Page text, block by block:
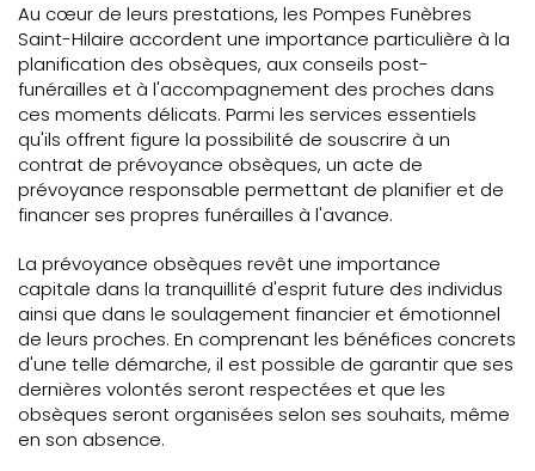
Au cœur de leurs prestations, les Pompes Funèbres
Saint-Hilaire accordent une importance particulière à la
planification des obsèques, aux conseils post-
funérailles et à l'accompagnement des proches dans
ces moments délicats. Parmi les services essentiels
qu'ils offrent figure la possibilité de souscrire à un
contrat de prévoyance obsèques, un acte de
prévoyance responsable permettant de planifier et de
financer ses propres funérailles à l'avance.
La prévoyance obsèques revêt une importance
capitale dans la tranquillité d'esprit future des individus
ainsi que dans le soulagement financier et émotionnel
de leurs proches. En comprenant les bénéfices concrets
d'une telle démarche, il est possible de garantir que ses
dernières volontés seront respectées et que les
obsèques seront organisées selon ses souhaits, même
en son absence.